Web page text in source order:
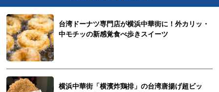
台湾ドーナツ専門店が横浜中華街に！外カリッ・
中モチッの新感覚食べ歩きスイーツ
横浜中華街「横濱炸鶏排」の台湾唐揚げ超ビッ